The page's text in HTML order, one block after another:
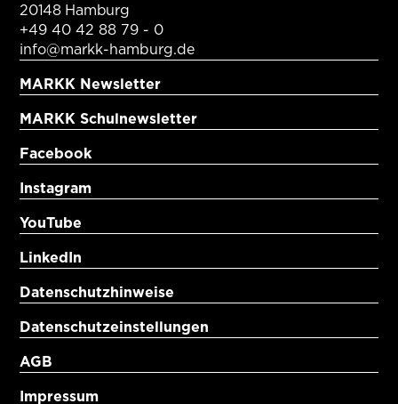
20148 Hamburg
+49 40 42 88 79 - 0
info@markk-hamburg.de
MARKK Newsletter
MARKK Schulnewsletter
Facebook
Instagram
YouTube
LinkedIn
Datenschutzhinweise
Datenschutzeinstellungen
AGB
Impressum